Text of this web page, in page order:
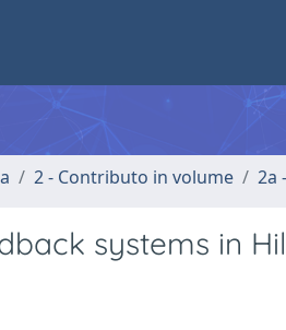
2 - Contributo in volume 2a
systems in